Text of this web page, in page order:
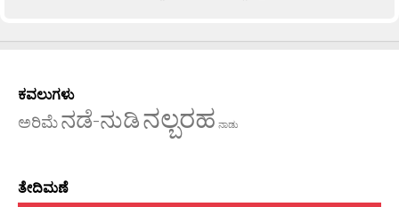
ಕವಲುಗಳು
ಅರಿಮೆನಡೆ-ನುಡಿನಲ್ಬರಹ ನಾಡು
ತೇದಿಮಣೆ